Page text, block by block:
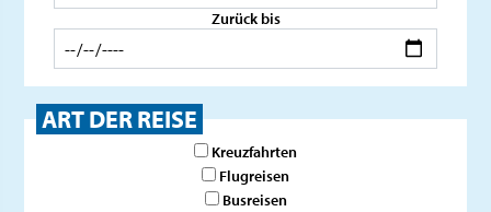
Zurück bis
ART DER REISE
Kreuzfahrten
Flugreisen
Busreisen